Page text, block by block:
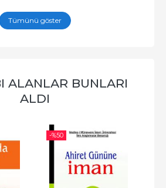
Tümünü göster
ALANLAR BUNLARI
ALDI
-%50